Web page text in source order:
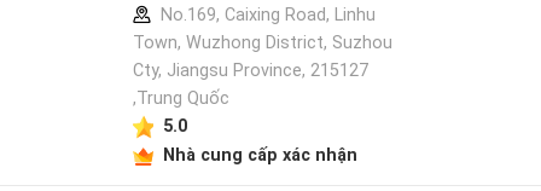
No.169, Caixing Road, Linhu
Town, Wuzhong District, Suzhou
Cty, Jiangsu Province, 215127
,Trung Quốc
5.0
Nhà cung cấp xác nhận